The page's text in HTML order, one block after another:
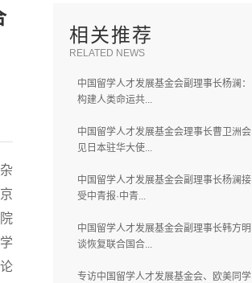
相关推荐
RELATED NEWS
中国留学人才发展基金会副理事长杨澜：
构建人类命运共...
中国留学人才发展基金会理事长曹卫洲会
见日本驻华大使...
中国留学人才发展基金会副理事长杨澜接
受中青报·中青...
中国留学人才发展基金会副理事长韩方明
谈恢复联合国合...
专访中国留学人才发展基金会、欧美同学